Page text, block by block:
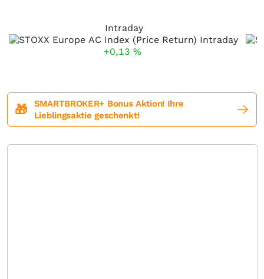
Intraday
+0,13 %
🎁
SMARTBROKER+ Bonus Aktion! Ihre
Lieblingsaktie geschenkt!